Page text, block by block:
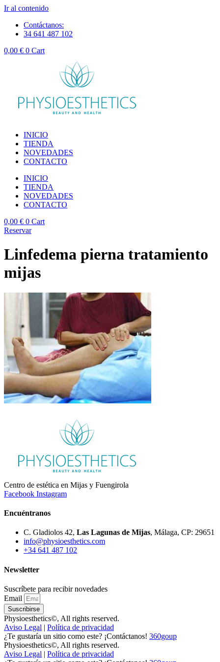
Ir al contenido
Contáctanos:
34 641 487 102
0,00 € 0 Cart
INICIO
TIENDA
NOVEDADES
CONTACTO
INICIO
TIENDA
NOVEDADES
CONTACTO
0,00 € 0 Cart
Reservar
Linfedema pierna tratamiento
mijas
Centro de estética en Mijas y Fuengirola
Facebook Instagram
Encuéntranos
C. Gladiolos 42, Las Lagunas de Mijas, Málaga, CP: 29651
info@physioesthetics.com
+34 641 487 102
Newsletter
Suscríbete para recibir novedades
Email
Suscribirse
Physioesthetics©, All rights reserved.
Aviso Legal | Política de privacidad
¿Te gustaría un sitio como este? ¡Contáctanos! 360goup
Physioesthetics©, All rights reserved.
Aviso Legal | Política de privacidad